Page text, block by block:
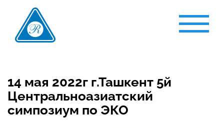
14 мая 2022г г.Ташкент 5й
Центральноазиатский
симпозиум по ЭКО